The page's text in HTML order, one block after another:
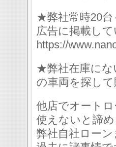
★弊社常時20台
広告に掲載し
https://
★弊社在庫にな
の車両を探し
他店でオート
使えないと諦
弊社自社ロー